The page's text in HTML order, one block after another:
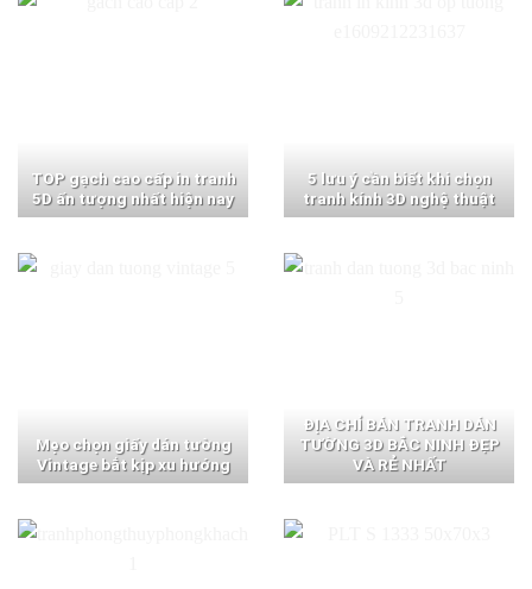
TOP gạch cao cấp in tranh
5D ấn tượng nhất hiện nay
5 lưu ý cần biết khi chọn
tranh kính 3D nghệ thuật
Mẹo chọn giấy dán tường
Vintage bắt kịp xu hướng
ĐỊA CHỈ BÁN TRANH DÁN
TƯỜNG 3D BẮC NINH ĐẸP
VÀ RẺ NHẤT